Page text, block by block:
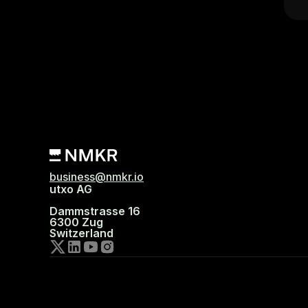
business@nmkr.io
utxo AG
Dammstrasse 16
6300 Zug
Switzerland